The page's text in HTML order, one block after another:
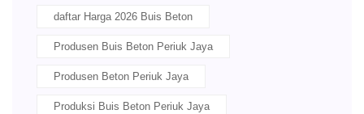
daftar Harga 2026 Buis Beton
Produsen Buis Beton Periuk Jaya
Produsen Beton Periuk Jaya
Produksi Buis Beton Periuk Jaya